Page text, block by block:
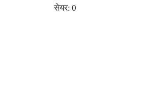
सेयर: 0